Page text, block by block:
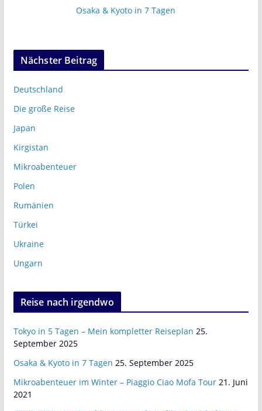
Osaka & Kyoto in 7 Tagen
Nächster Beitrag
Deutschland
Die große Reise
Japan
Kirgistan
Mikroabenteuer
Polen
Rumänien
Türkei
Ukraine
Ungarn
Reise nach irgendwo
Tokyo in 5 Tagen – Mein kompletter Reiseplan 25.
September 2025
Osaka & Kyoto in 7 Tagen 25. September 2025
Mikroabenteuer im Winter – Piaggio Ciao Mofa Tour 21. Juni
2021